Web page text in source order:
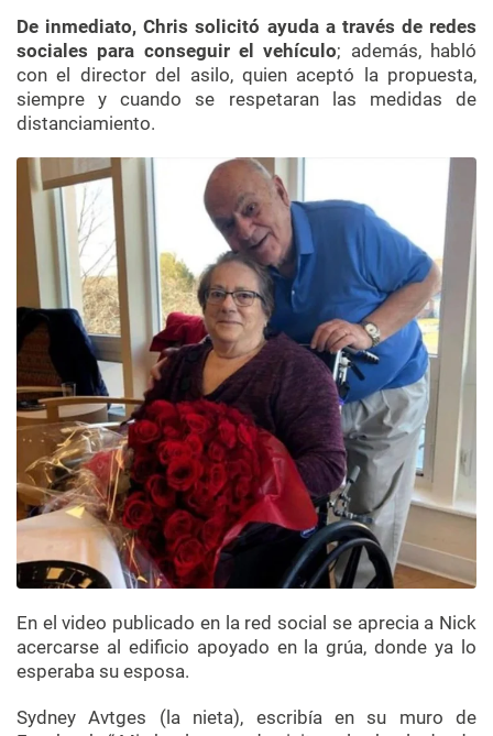
De inmediato, Chris solicitó ayuda a través de redes
sociales para conseguir el vehículo; además, habló
con el director del asilo, quien aceptó la propuesta,
siempre y cuando se respetaran las medidas de
distanciamiento.
En el video publicado en la red social se aprecia a Nick
acercarse al edificio apoyado en la grúa, donde ya lo
esperaba su esposa.
Sydney Avtges (la nieta), escribía en su muro de